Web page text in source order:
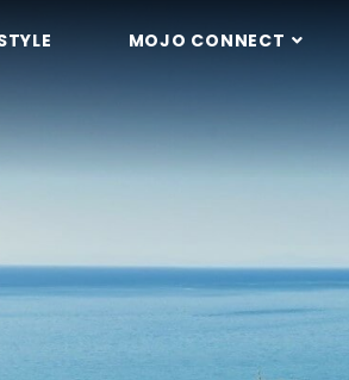
MOJO CONNECT